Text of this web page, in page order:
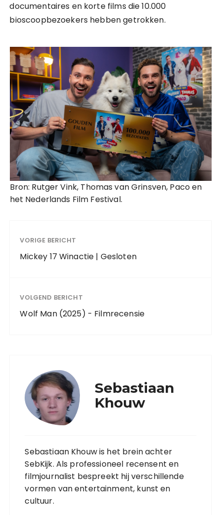
documentaires en korte films die 10.000
bioscoopbezoekers hebben getrokken.
Bron: Rutger Vink, Thomas van Grinsven, Paco en
het Nederlands Film Festival.
VORIGE BERICHT
Mickey 17 Winactie | Gesloten
VOLGEND BERICHT
Wolf Man (2025) - Filmrecensie
Sebastiaan
Khouw
Sebastiaan Khouw is het brein achter
SebKijk. Als professioneel recensent en
filmjournalist bespreekt hij verschillende
vormen van entertainment, kunst en
cultuur.